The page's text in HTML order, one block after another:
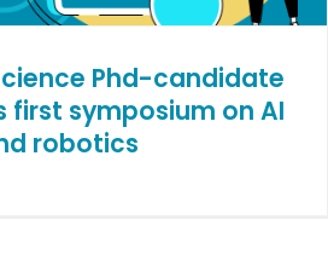
Phd-candidate
first symposium on AI
robotics